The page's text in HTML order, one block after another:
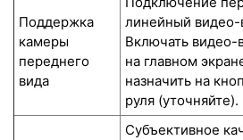
Поддержка
камеры
переднего
вида
линейный видео-
Включать
на главном
назначить на
руля (уточняйте).
Субъективное